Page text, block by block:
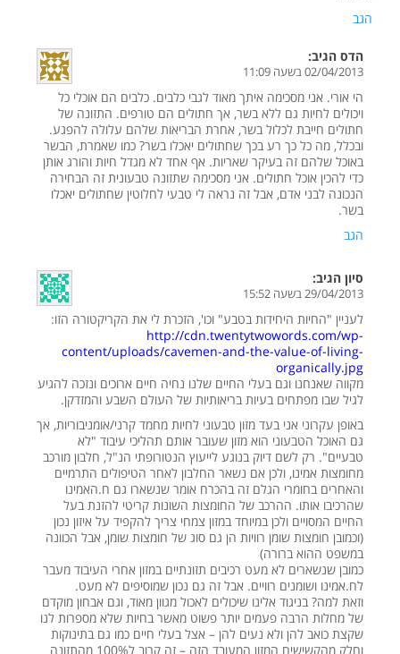
הגב
הדס הגיב:
02/04/2013 בשעה 11:09
הי אורי. אני מסכימה איתך מאוד לגבי כלבים. כלבים הם אוכלי כל
ויכולים לחיות גם ללא בשר, אך חתולים הם טורפים. התזונה של
חתולים חייבת לכלול בשר, אחרת הבריאות שלהם עלולה להפגע.
ובכלל, מה כל כך רע בכך שחתולים יאכלו בשר? כמו שאמרת, הבשר
באוכל שלהם זה בעיקר שאריות. אף אחד לא מגדל חיות והורג אותן
כדי להכין אוכל חתולים. אני מסכימה שתזונה טבעונית זה הבחירה
הנכונה לבני אדם, אבל זה נראה לי טבעי לחלוטין שחתולים יאכלו
בשר.
הגב
סיון הגיב:
29/04/2013 בשעה 15:52
לעניין "החיות היחידות בטבע" וכו', הזכרת לי את הקריקטורה הזו:
http://cdn.twentytwowords.com/wp-
content/uploads/cavemen-and-the-value-of-living-
organically.jpg
מקווה שאנחנו וגם בעלי החיים שלנו נחיה חיים ארוכים ונזכה להגיע
לגיל שבו מפתחים בעיות בריאותיות של העולם השבע והמזדקן.
באופן עקרוני אני בעד מזון טבעוני לחיות מחמד קרני/אומניבוריות, אך
גם האוכל הטבעוני הוא מזון שעובר אותם תהליכי עיבוד "לא
טבעיים". רק לשם דיוק בנוגע לייעוץ הנטורופתי הנ"ל, חלבון מורכב
מחומצות אמינו, ולכן אם נשאר החלבון לאחר הטיפולים התרמיים
והאחרים בחומרי הגלם זה בהכרח אומר שנשארו גם ח.האמינו
שהרכיבו אותו. ההרכב של החומצות השונות קריטי להזנת בעל
החיים המסויים ולכן במיוחד במזון צמחי צריך להקפיד על איזון נכון
(וכמובן חומצות שומן רוויות הן גם סוג של חומצות שומן, אבל הכוונה
במשפט ההוא ברורה)
כמובן שנשארים לא מעט רכיבים תזונתיים במזון אחרי העיבוד מעבר
לח.אמינו ושומנים רוויים. אבל זה גם נכון שמוסיפים לא מעט.
וזאת למה? בניגוד אלינו שיכולים לאכול מגוון מאוד, וגם אבחון מוקדם
של מחלות הרבה פעמים יותר פשוט מאשר בחיות שלא מספרות לנו
שקצת כואב להן ולא נעים להן – אצל בעלי חיים כמו גם בתינוקות
וחלק מהקשישים המזון המעובד הזה – זה קרוב ל100% מהתזונה